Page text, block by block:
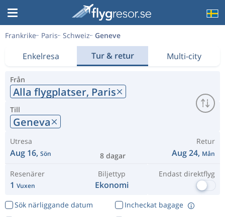
Frankrike Paris Schweiz Geneve
Enkelresa Tur & retur Multi-city
Från
Alla flygplatser, Paris
Till
Geneva
Utresa
Aug 16, Sön 8 dagar
Retur
Aug 24, Mån
Resenärer
1 Vuxen
Biljettyp
Ekonomi
Endast direktflyg
Sök närliggande datum
Incheckat bagage